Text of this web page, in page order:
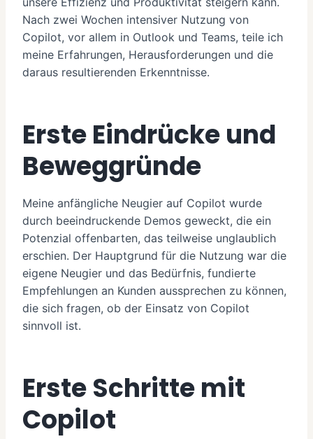
Nach zwei Wochen intensiver Nutzung von
Copilot, vor allem in Outlook und Teams, teile ich
meine Erfahrungen, Herausforderungen und die
daraus resultierenden Erkenntnisse.
Erste Eindrücke und
Beweggründe
Meine anfängliche Neugier auf Copilot wurde
durch beeindruckende Demos geweckt, die ein
Potenzial offenbarten, das teilweise unglaublich
erschien. Der Hauptgrund für die Nutzung war die
eigene Neugier und das Bedürfnis, fundierte
Empfehlungen an Kunden aussprechen zu können,
die sich fragen, ob der Einsatz von Copilot
sinnvoll ist.
Erste Schritte mit
Copilot